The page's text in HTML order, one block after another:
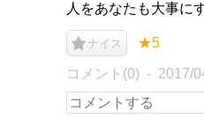
人をあなたも大事に
ナイス ★5
コメント(0) 2017/